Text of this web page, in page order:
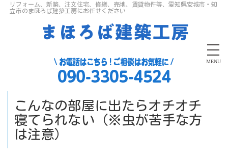
リフォーム、新築、注文住宅、修繕、売地、賃貸物件等、愛知県安城市・知
立市のまほろば建築工房にお任せください
MENU
こんなの部屋に出たらオチオチ
寝てられない（※虫が苦手な方
は注意）